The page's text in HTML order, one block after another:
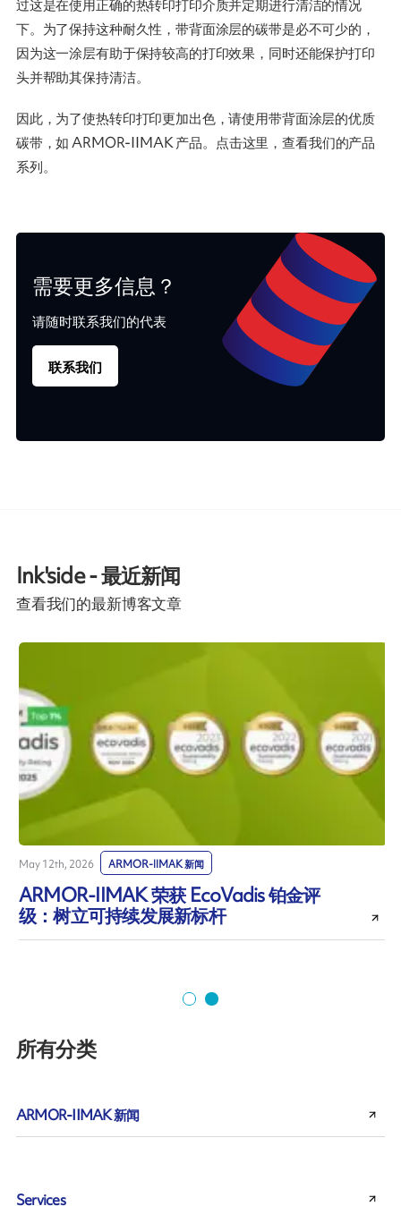
过这是在使用正确的热转印打印介质并定期进行清洁的情况
下。为了保持这种耐久性，带背面涂层的碳带是必不可少的，
因为这一涂层有助于保持较高的打印效果，同时还能保护打印
头并帮助其保持清洁。
因此，为了使热转印打印更加出色，请使用带背面涂层的优质
碳带，如 ARMOR-IIMAK 产品。点击这里，查看我们的产品
系列。
需要更多信息？
请随时联系我们的代表
联系我们
Ink'side - 最近新闻
查看我们的最新博客文章
May 12th, 2026 ARMOR-IIMAK 新闻
ARMOR-IIMAK 荣获 EcoVadis 铂金评
级：树立可持续发展新标杆
所有分类
ARMOR-IIMAK 新闻
Services